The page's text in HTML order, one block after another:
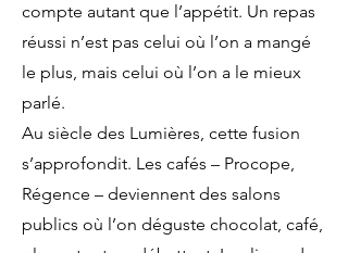
compte autant que l’appétit. Un repas
réussi n’est pas celui où l’on a mangé
le plus, mais celui où l’on a le mieux
parlé.
Au siècle des Lumières, cette fusion
s’approfondit. Les cafés – Procope,
Régence – deviennent des salons
publics où l’on déguste chocolat, café,